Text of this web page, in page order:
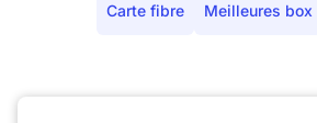
Carte fibre Meilleures box